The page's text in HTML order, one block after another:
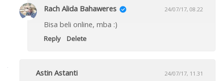
Rach Alida Bahaweres 24/07/17, 08.22
Bisa beli online, mba :)
Reply Delete
Astin Astanti 24/07/17, 11.31